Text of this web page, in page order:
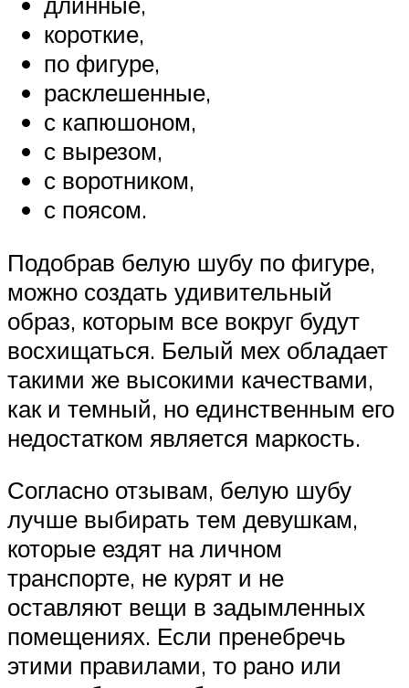
короткие,
по фигуре,
расклешенные,
с капюшоном,
с вырезом,
с воротником,
с поясом.
Подобрав белую шубу по фигуре,
можно создать удивительный
образ, которым все вокруг будут
восхищаться. Белый мех обладает
такими же высокими качествами,
как и темный, но единственным его
недостатком является маркость.
Согласно отзывам, белую шубу
лучше выбирать тем девушкам,
которые ездят на личном
транспорте, не курят и не
оставляют вещи в задымленных
помещениях. Если пренебречь
этими правилами, то рано или